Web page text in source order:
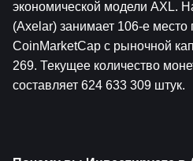
экономической модели AXL.
(Axelar) занимает 106-е место
CoinMarketCap с рыночной
269. Текущее количество
составляет 624 633 309 штук.